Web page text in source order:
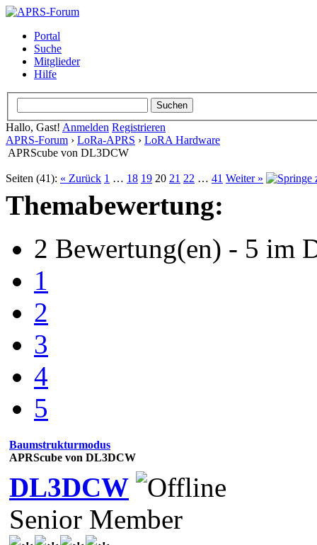
Portal
Suche
Mitglieder
Hilfe
Hallo, Gast! Anmelden Registrieren
APRS-Forum › LoRa-APRS › LoRA Hardware
APRScube von DL3DCW
Seiten (41): « Zurück 1 … 18 19 20 21 22 … 41 Weiter »
Themabewertung:
2 Bewertung(en) - 5 im
1
2
3
4
5
Baumstrukturmodus
APRScube von DL3DCW
DL3DCW
Senior Member